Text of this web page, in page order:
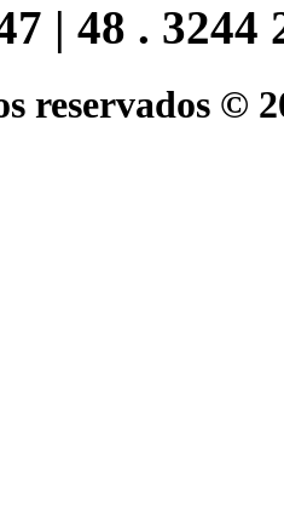
| 48 . 3244
reservados ©